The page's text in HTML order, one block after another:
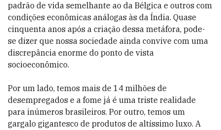
padrão de vida semelhante ao da Bélgica e outros com
condições econômicas análogas às da Índia. Quase
cinquenta anos após a criação dessa metáfora, pode-
se dizer que nossa sociedade ainda convive com uma
discrepância enorme do ponto de vista
socioeconômico.
Por um lado, temos mais de 14 milhões de
desempregados e a fome já é uma triste realidade
para inúmeros brasileiros. Por outro, temos um
gargalo gigantesco de produtos de altíssimo luxo. A